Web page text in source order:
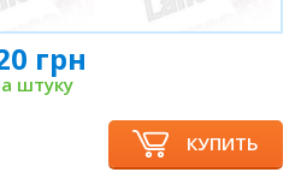
грн
штуку
КУПИТЬ